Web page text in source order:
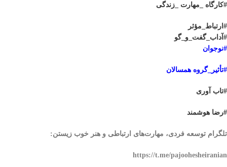
#کارگاه _مهارت _زندگی
#ارتباط_مؤثر
#آداب_گفت_‌و_گو
#نوجوان
#تأثیر_گروه همسالان
#تاب آوری
#رضا هوشمند
تلگرام توسعه فردی، مهارت‌های ارتباطی و هنر خوب زیستن:
https://t.me/pajoohesheiranian